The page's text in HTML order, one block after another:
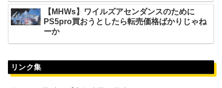
【MHWs】ワイルズアセンダンスのために
PS5pro買おうとしたら転売価格ばかりじゃね
ーか
リンク集